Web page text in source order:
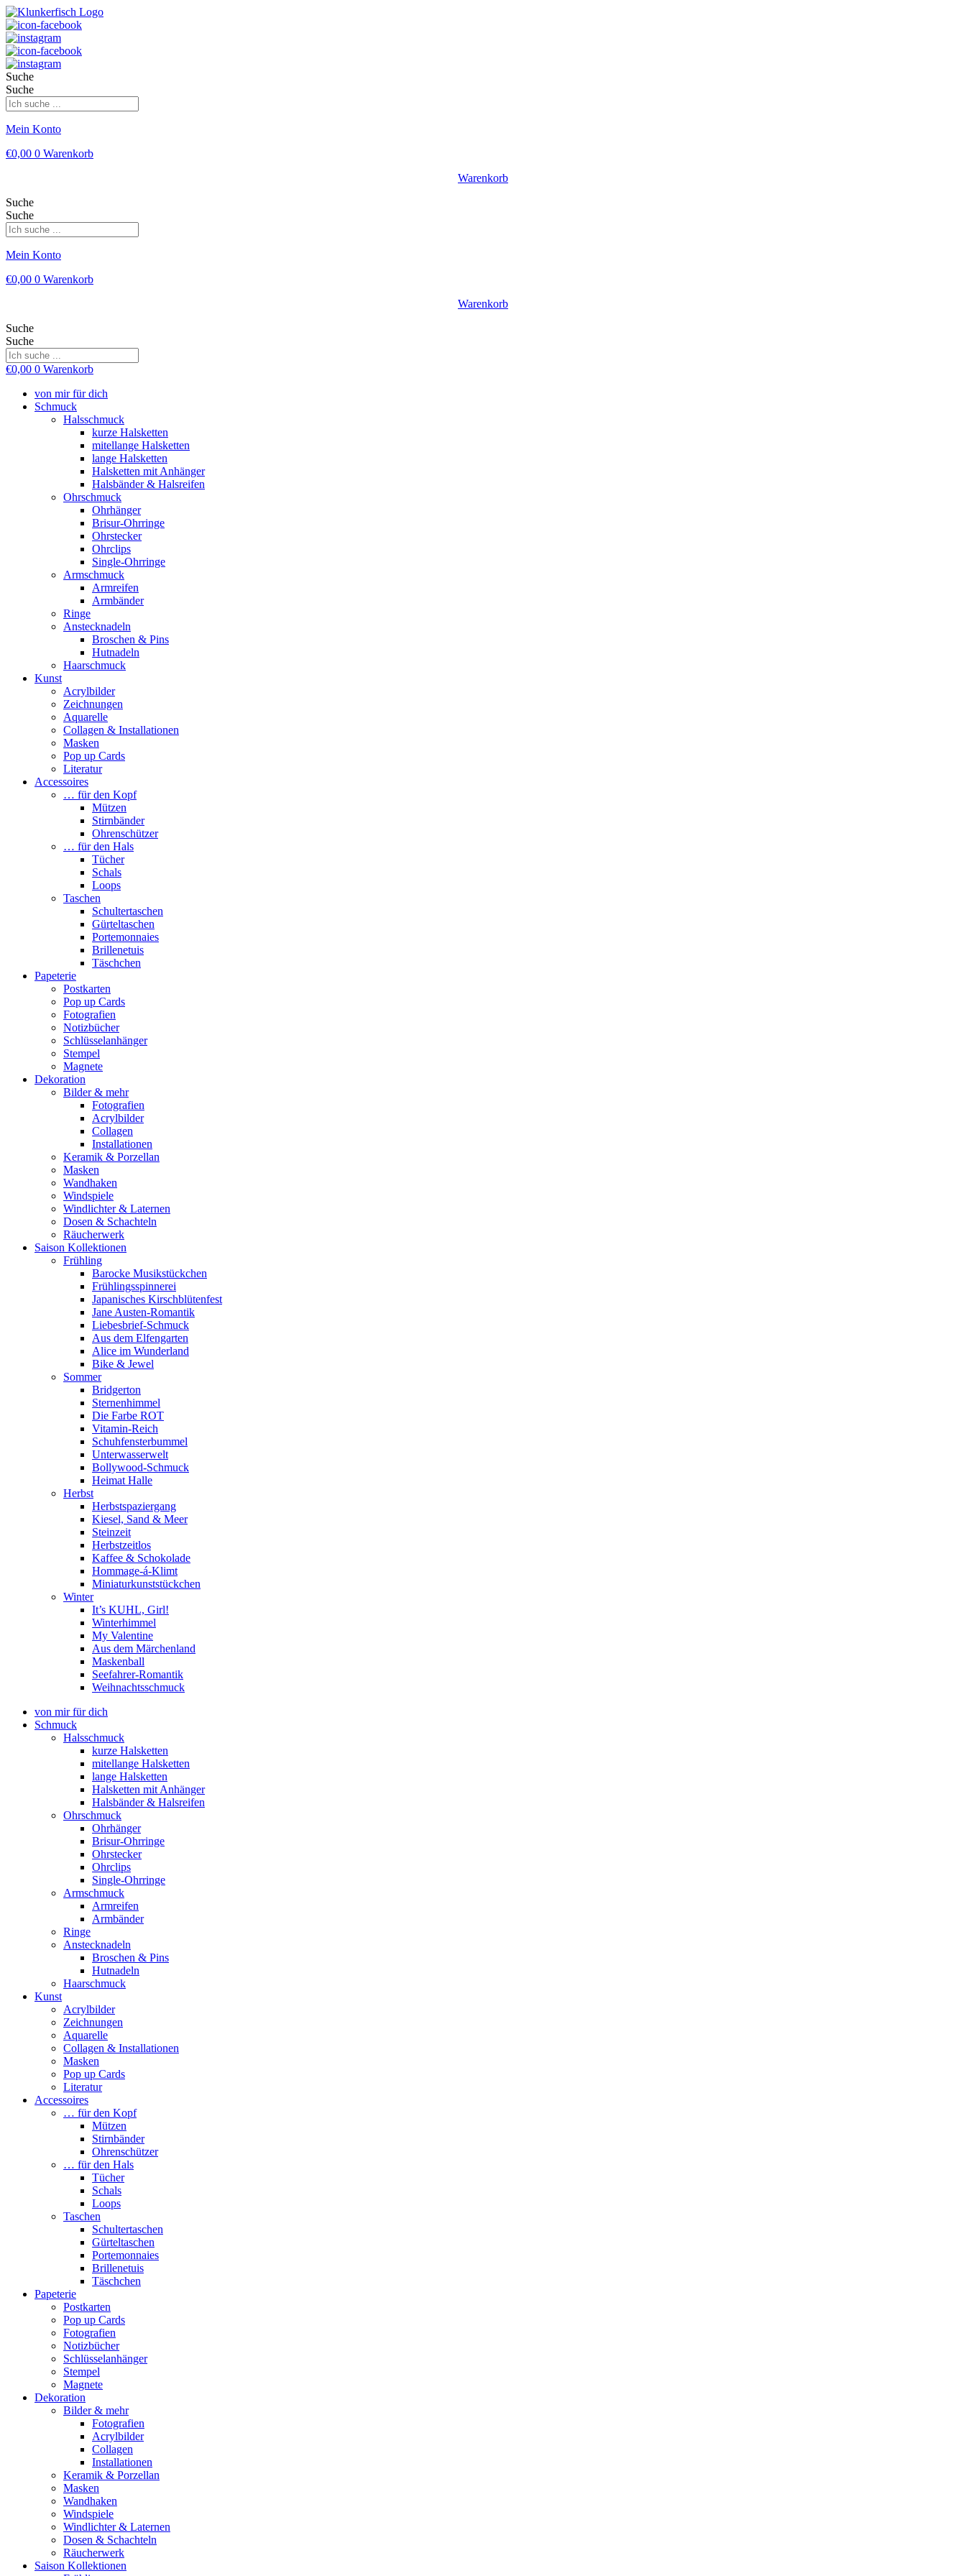
Suche
Suche
Mein Konto
€0,00 0 Warenkorb
Warenkorb
Suche
Suche
Mein Konto
€0,00 0 Warenkorb
Warenkorb
Suche
Suche
€0,00 0 Warenkorb
von mir für dich
Schmuck
Halsschmuck
kurze Halsketten
mitellange Halsketten
lange Halsketten
Halsketten mit Anhänger
Halsbänder & Halsreifen
Ohrschmuck
Ohrhänger
Brisur-Ohrringe
Ohrstecker
Ohrclips
Single-Ohrringe
Armschmuck
Armreifen
Armbänder
Ringe
Anstecknadeln
Broschen & Pins
Hutnadeln
Haarschmuck
Kunst
Acrylbilder
Zeichnungen
Aquarelle
Collagen & Installationen
Masken
Pop up Cards
Literatur
Accessoires
… für den Kopf
Mützen
Stirnbänder
Ohrenschützer
… für den Hals
Tücher
Schals
Loops
Taschen
Schultertaschen
Gürteltaschen
Portemonnaies
Brillenetuis
Täschchen
Papeterie
Postkarten
Pop up Cards
Fotografien
Notizbücher
Schlüsselanhänger
Stempel
Magnete
Dekoration
Bilder & mehr
Fotografien
Acrylbilder
Collagen
Installationen
Keramik & Porzellan
Masken
Wandhaken
Windspiele
Windlichter & Laternen
Dosen & Schachteln
Räucherwerk
Saison Kollektionen
Frühling
Barocke Musikstückchen
Frühlingsspinnerei
Japanisches Kirschblütenfest
Jane Austen-Romantik
Liebesbrief-Schmuck
Aus dem Elfengarten
Alice im Wunderland
Bike & Jewel
Sommer
Bridgerton
Sternenhimmel
Die Farbe ROT
Vitamin-Reich
Schuhfensterbummel
Unterwasserwelt
Bollywood-Schmuck
Heimat Halle
Herbst
Herbstspaziergang
Kiesel, Sand & Meer
Steinzeit
Herbstzeitlos
Kaffee & Schokolade
Hommage-á-Klimt
Miniaturkunststückchen
Winter
It’s KUHL, Girl!
Winterhimmel
My Valentine
Aus dem Märchenland
Maskenball
Seefahrer-Romantik
Weihnachtsschmuck
von mir für dich
Schmuck
Halsschmuck
kurze Halsketten
mitellange Halsketten
lange Halsketten
Halsketten mit Anhänger
Halsbänder & Halsreifen
Ohrschmuck
Ohrhänger
Brisur-Ohrringe
Ohrstecker
Ohrclips
Single-Ohrringe
Armschmuck
Armreifen
Armbänder
Ringe
Anstecknadeln
Broschen & Pins
Hutnadeln
Haarschmuck
Kunst
Acrylbilder
Zeichnungen
Aquarelle
Collagen & Installationen
Masken
Pop up Cards
Literatur
Accessoires
… für den Kopf
Mützen
Stirnbänder
Ohrenschützer
… für den Hals
Tücher
Schals
Loops
Taschen
Schultertaschen
Gürteltaschen
Portemonnaies
Brillenetuis
Täschchen
Papeterie
Postkarten
Pop up Cards
Fotografien
Notizbücher
Schlüsselanhänger
Stempel
Magnete
Dekoration
Bilder & mehr
Fotografien
Acrylbilder
Collagen
Installationen
Keramik & Porzellan
Masken
Wandhaken
Windspiele
Windlichter & Laternen
Dosen & Schachteln
Räucherwerk
Saison Kollektionen